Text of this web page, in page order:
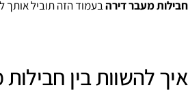
חבילות מעבר דירהבעמוד הזה תוביל
איך להשוות בין